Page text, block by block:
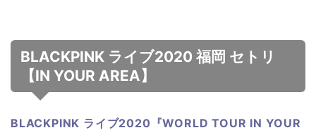
BLACKPINK ライブ2020 福岡 セトリ
【IN YOUR AREA】
BLACKPINK ライブ2020『WORLD TOUR IN YOUR